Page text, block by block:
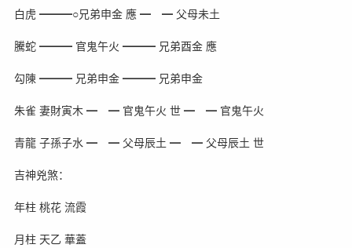
白虎 ━━━○兄弟申金 應 ━ ━ 父母未土
騰蛇 ━━━ 官鬼午火 ━━━ 兄弟酉金 應
勾陳 ━━━ 兄弟申金 ━━━ 兄弟申金
朱雀 妻財寅木 ━ ━ 官鬼午火 世 ━ ━ 官鬼午火
青龍 子孫子水 ━ ━ 父母辰土 ━ ━ 父母辰土 世
吉神兇煞：
年柱 桃花 流霞
月柱 天乙 華蓋